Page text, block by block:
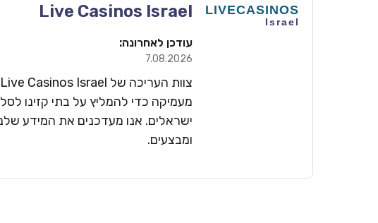
Live Casinos Israel
עודכן לאחרונה:
7.08.2026
מעמיקה כדי להמליץ על בתי קזינו
ישראלים. אנו מעדכנים את המידע
ומבצעים.